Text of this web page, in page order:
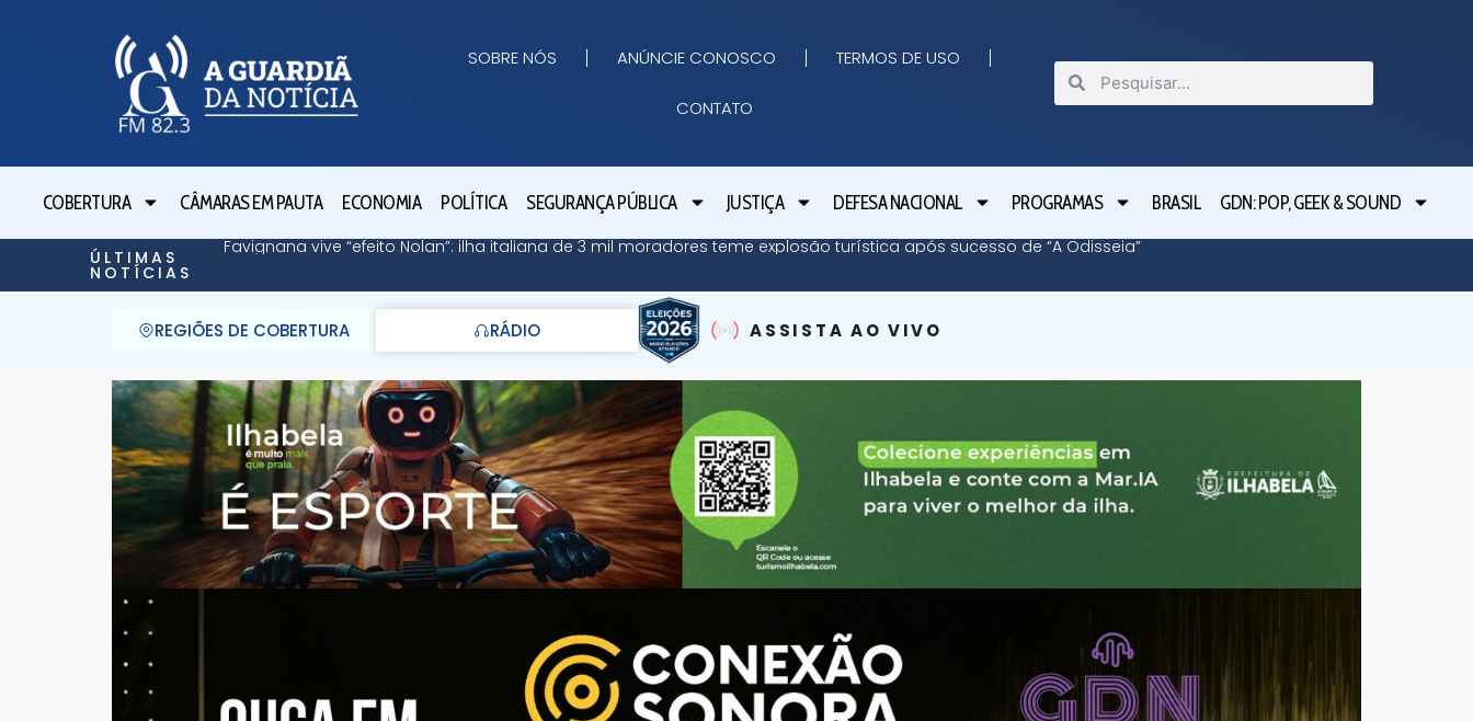
SOBRE NÓS ANÚNCIE CONOSCO TERMOS DE USO
CONTATO
COBERTURA CÂMARAS EM PAUTA ECONOMIA POLÍTICA SEGURANÇA PÚBLICA JUSTIÇA DEFESA NACIONAL PROGRAMAS BRASIL GDN: POP, GEEK & SOUND
ÚLTIMAS
NOTÍCIAS
Favignana vive “efeito Nolan”: ilha italiana de 3 mil moradores teme explosão turística após sucesso de “A Odisseia” Lula
REGIÕES DE COBERTURA RÁDIO ASSISTA AO VIVO